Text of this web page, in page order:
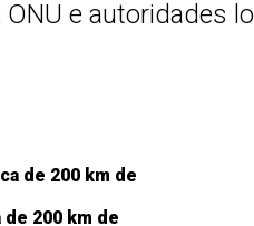
e autoridades
200 km de